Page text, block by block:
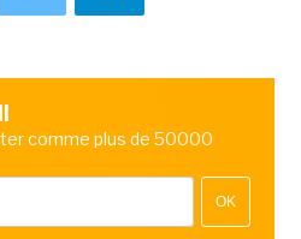
comme plus de 50000
OK